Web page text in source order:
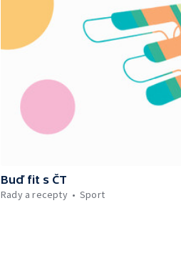
Buď fit s ČT
Rady a recepty
Sport